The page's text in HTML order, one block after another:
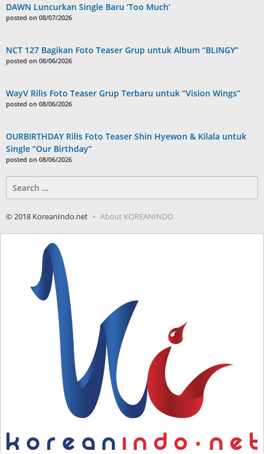
DAWN Luncurkan Single Baru ‘Too Much’
posted on 08/07/2026
NCT 127 Bagikan Foto Teaser Grup untuk Album “BLINGY”
posted on 08/06/2026
WayV Rilis Foto Teaser Grup Terbaru untuk “Vision Wings”
posted on 08/06/2026
OURBIRTHDAY Rilis Foto Teaser Shin Hyewon & Kilala untuk
Single “Our Birthday”
posted on 08/06/2026
for:
© 2018 KoreanIndo.net About KOREANINDO